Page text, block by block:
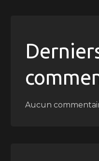
Aucun